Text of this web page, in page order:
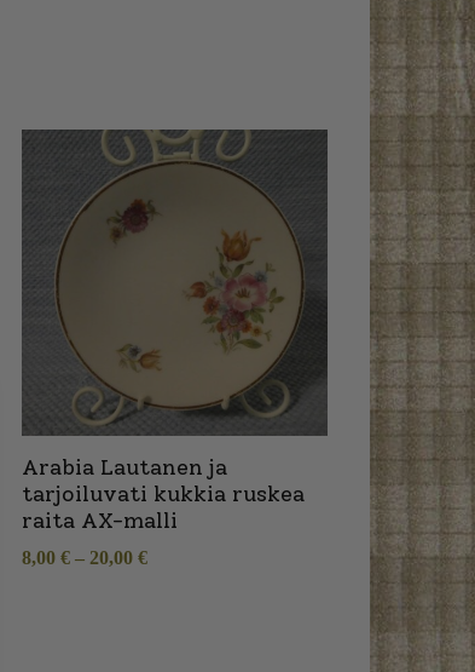
Arabia Lautanen ja
tarjoiluvati kukkia ruskea
raita AX-malli
8,00 € – 20,00 €